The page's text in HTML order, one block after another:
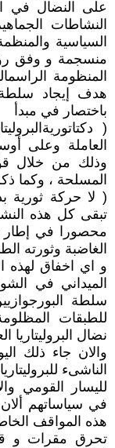
على النضال في
النشاطات
السياسية
منسجمة و وفق
المنظومة
هدف إيجاد سلطة
باختصار في مبدأ
(
العاملة وعلى
وذلك من خلال قوة
المسلحة ، وكما
( لا حركة ثورية
تبقى كل هذه
محصورا في إطار
الغاضبة وثورته
و اي اخفاق لهذه
الميداني في
سلطة
للطبقات
نضال البروليتاريا
والان جاء ذلك
الناشىء
لليسار القومي
في سياساتهم
هذه المواقف
تحرق مقرات و